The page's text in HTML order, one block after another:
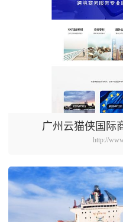
广州云猫侠国际
http://